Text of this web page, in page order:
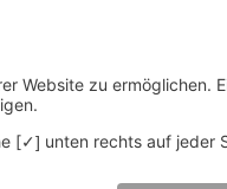
Sie den Stellenkatalog